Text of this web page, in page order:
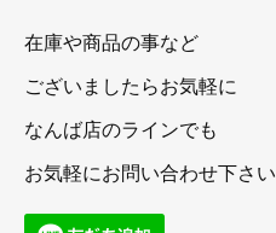
在庫や商品の事など
ございましたらお気軽に
なんば店のラインでも
お気軽にお問い合わせ下さい